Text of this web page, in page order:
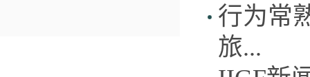
行为常
旅...